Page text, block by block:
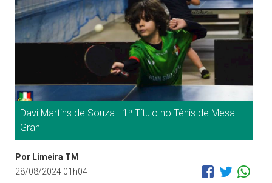
Davi Martins de Souza - 1º Título no Tênis de Mesa -
Gran
Por Limeira TM
28/08/2024 01h04